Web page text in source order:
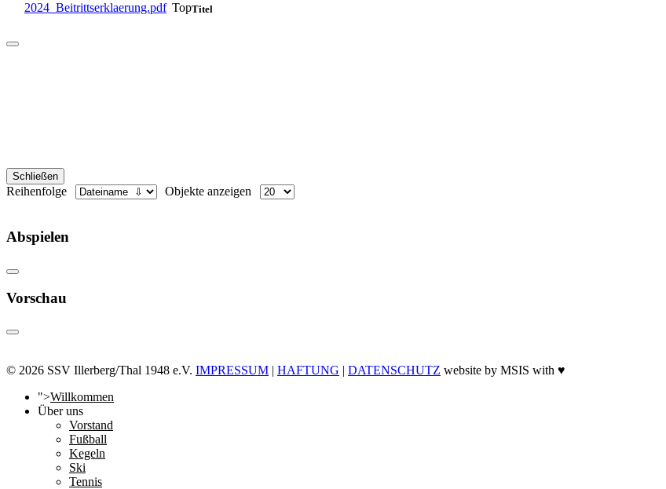
2024_Beitrittserklaerung.pdf Top Titel
Schließen
Reihenfolge Objekte anzeigen
Abspielen
Vorschau
© 2026 SSV Illerberg/Thal 1948 e.V. IMPRESSUM | HAFTUNG | DATENSCHUTZ website by MSIS with ♥
">Willkommen
Über uns
Vorstand
Fußball
Kegeln
Ski
Tennis